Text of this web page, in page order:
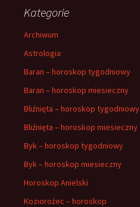
Kategorie
Archiwum
Astrologia
Baran – horoskop tygodniowy
Baran – horoskop miesieczny
Bliźnięta – horoskop tygodniowy
Bliźnięta – horoskop miesieczny
Byk – horoskop tygodniowy
Byk – horoskop miesieczny
Horoskop Anielski
Koziorożec – horoskop